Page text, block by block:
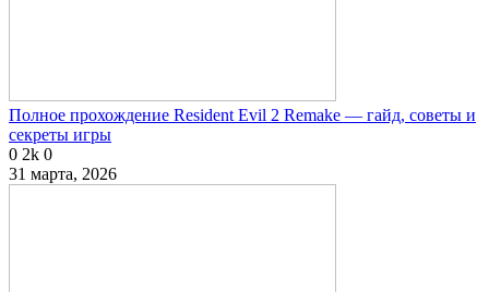
Полное прохождение Resident Evil 2 Remake — гайд, советы и
секреты игры
0 2k 0
31 марта, 2026